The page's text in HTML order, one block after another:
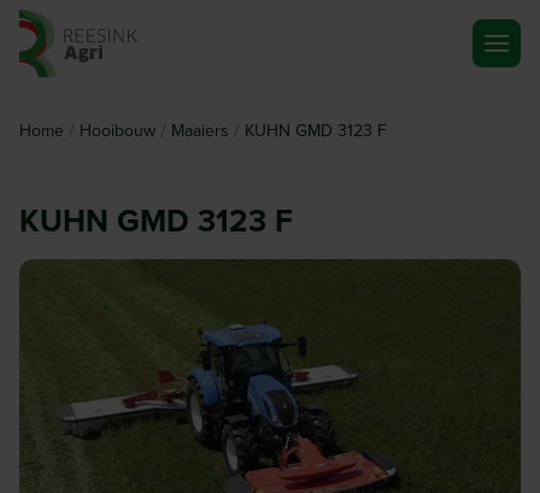
Home / Hooibouw / Maaiers / KUHN GMD 3123 F
KUHN GMD 3123 F